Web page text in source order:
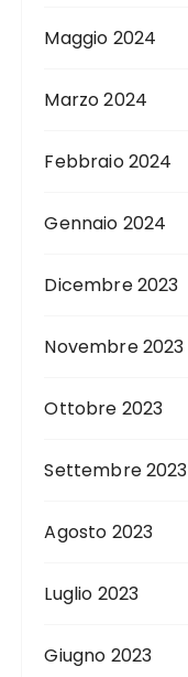
Maggio 2024
Marzo 2024
Febbraio 2024
Gennaio 2024
Dicembre 2023
Novembre 2023
Ottobre 2023
Settembre 2023
Agosto 2023
Luglio 2023
Giugno 2023